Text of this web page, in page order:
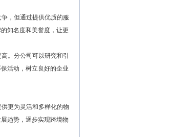
，但通过提供优质的服
知名度和美誉度，让更
。分公司可以研究和引
活动，树立良好的企业
更为灵活和多样化的物
趋势，逐步实现跨境物